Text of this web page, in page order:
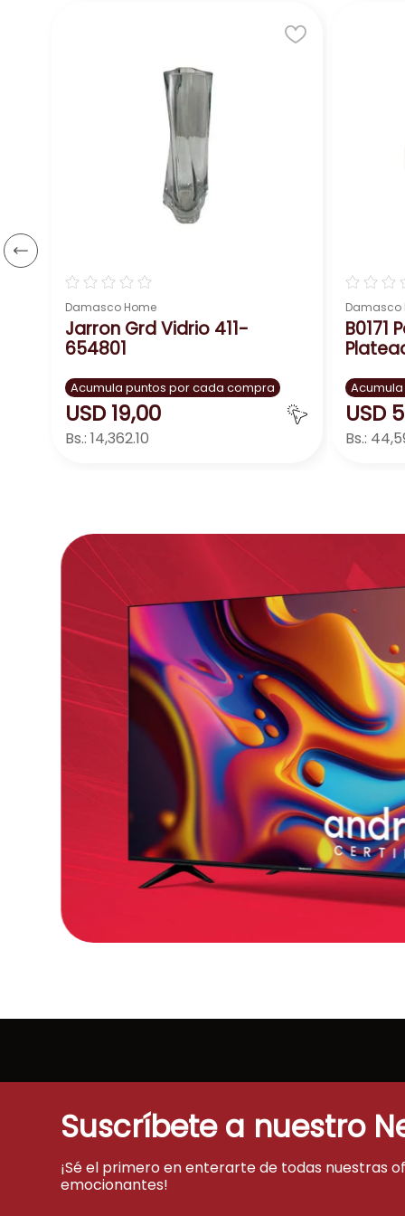
¿Quieres crear un ambiente único y especial?
Esta escultura es la elección perfecta para
estilos, creando un espacio único y
¡No esperes más y
☆☆☆☆☆
Damasco Home
Jarron Grd Vidrio 411-
654801
Acumula puntos por cada compra
USD 19,00
Bs.: 14,362.10
☆☆☆
Damasco
B0171
USD
Bs.:
Suscríbete a nuestro
¡Sé el primero en enterarte de todas nuestras
emocionantes!